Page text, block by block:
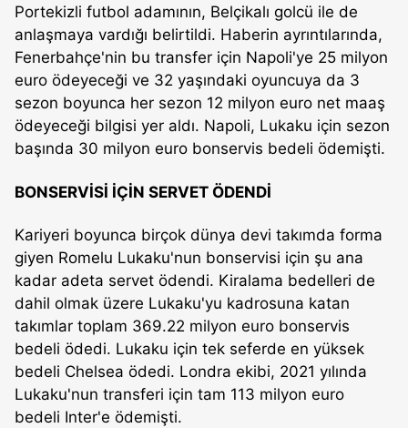
Portekizli futbol adamının, Belçikalı golcü ile de
anlaşmaya vardığı belirtildi. Haberin ayrıntılarında,
Fenerbahçe'nin bu transfer için Napoli'ye 25 milyon
euro ödeyeceği ve 32 yaşındaki oyuncuya da 3
sezon boyunca her sezon 12 milyon euro net maaş
ödeyeceği bilgisi yer aldı. Napoli, Lukaku için sezon
başında 30 milyon euro bonservis bedeli ödemişti.
BONSERVİSİ İÇİN SERVET ÖDENDİ
Kariyeri boyunca birçok dünya devi takımda forma
giyen Romelu Lukaku'nun bonservisi için şu ana
kadar adeta servet ödendi. Kiralama bedelleri de
dahil olmak üzere Lukaku'yu kadrosuna katan
takımlar toplam 369.22 milyon euro bonservis
bedeli ödedi. Lukaku için tek seferde en yüksek
bedeli Chelsea ödedi. Londra ekibi, 2021 yılında
Lukaku'nun transferi için tam 113 milyon euro
bedeli Inter'e ödemişti.